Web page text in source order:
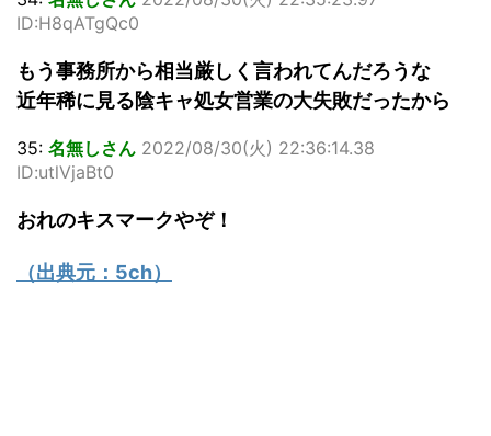
ID:H8qATgQc0
もう事務所から相当厳しく言われてんだろうな
近年稀に見る陰キャ処女営業の大失敗だったから
35: 名無しさん 2022/08/30(火) 22:36:14.38
ID:utlVjaBt0
おれのキスマークやぞ！
（出典元： 5ch）